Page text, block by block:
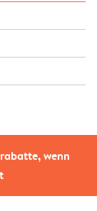
wenn